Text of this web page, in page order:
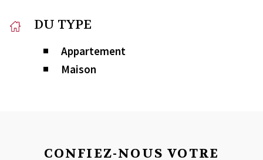
DU TYPE
Appartement
Maison
CONFIEZ-NOUS VOTRE